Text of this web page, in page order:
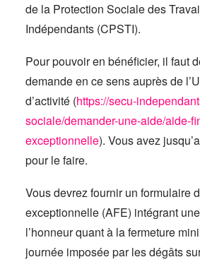
de la Protection Sociale des
Indépendants (CPSTI).
Pour pouvoir en bénéficier, il faut
demande en ce sens auprès de
d’activité (https://secu-
sociale/demander-une-aide/aide-
exceptionnelle). Vous avez
pour le faire.
Vous devrez fournir un formulaire
exceptionnelle (AFE) intégrant
l’honneur quant à la fermeture
journée imposée par les dégâts